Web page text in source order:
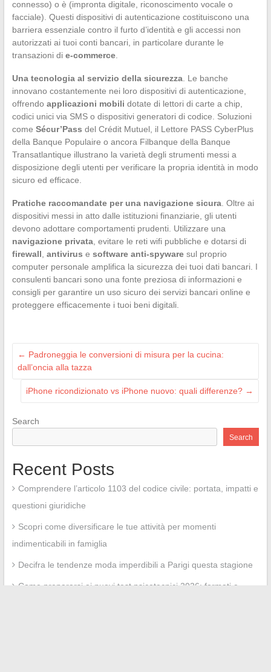
connesso) o è (impronta digitale, riconoscimento vocale o
facciale). Questi dispositivi di autenticazione costituiscono una
barriera essenziale contro il furto d’identità e gli accessi non
autorizzati ai tuoi conti bancari, in particolare durante le
transazioni di e-commerce.
Una tecnologia al servizio della sicurezza. Le banche
innovano costantemente nei loro dispositivi di autenticazione,
offrendo applicazioni mobili dotate di lettori di carte a chip,
codici unici via SMS o dispositivi generatori di codice. Soluzioni
come Sécur’Pass del Crédit Mutuel, il Lettore PASS CyberPlus
della Banque Populaire o ancora Filbanque della Banque
Transatlantique illustrano la varietà degli strumenti messi a
disposizione degli utenti per verificare la propria identità in modo
sicuro ed efficace.
Pratiche raccomandate per una navigazione sicura. Oltre ai
dispositivi messi in atto dalle istituzioni finanziarie, gli utenti
devono adottare comportamenti prudenti. Utilizzare una
navigazione privata, evitare le reti wifi pubbliche e dotarsi di
firewall antivirus e software anti-spywaresul proprio
computer personale amplifica la sicurezza dei tuoi dati bancari. I
consulenti bancari sono una fonte preziosa di informazioni e
consigli per garantire un uso sicuro dei servizi bancari online e
proteggere efficacemente i tuoi beni digitali.
← Padroneggia le conversioni di misura per la cucina:
dall’oncia alla tazza
iPhone ricondizionato vs iPhone nuovo: quali differenze? →
Search
Search
Recent Posts
Comprendere l’articolo 1103 del codice civile: portata, impatti e
questioni giuridiche
Scopri come diversificare le tue attività per momenti
indimenticabili in famiglia
Decifra le tendenze moda imperdibili a Parigi questa stagione
Come prepararsi ai nuovi test psicotecnici 2026: formati e